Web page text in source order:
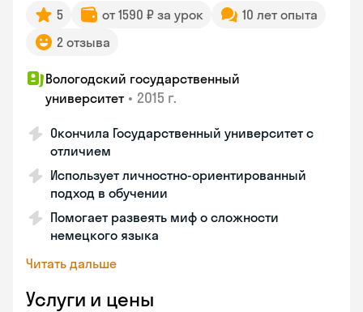
5 от 1590 ₽ за урок
10 лет опыта
2 отзыва
Вологодский государственный
университет • 2015 г.
Окончила Государственный университет с
отличием
Использует личностно-ориентированный
подход в обучении
Помогает развеять миф о сложности
немецкого языка
Читать дальше
Услуги и цены